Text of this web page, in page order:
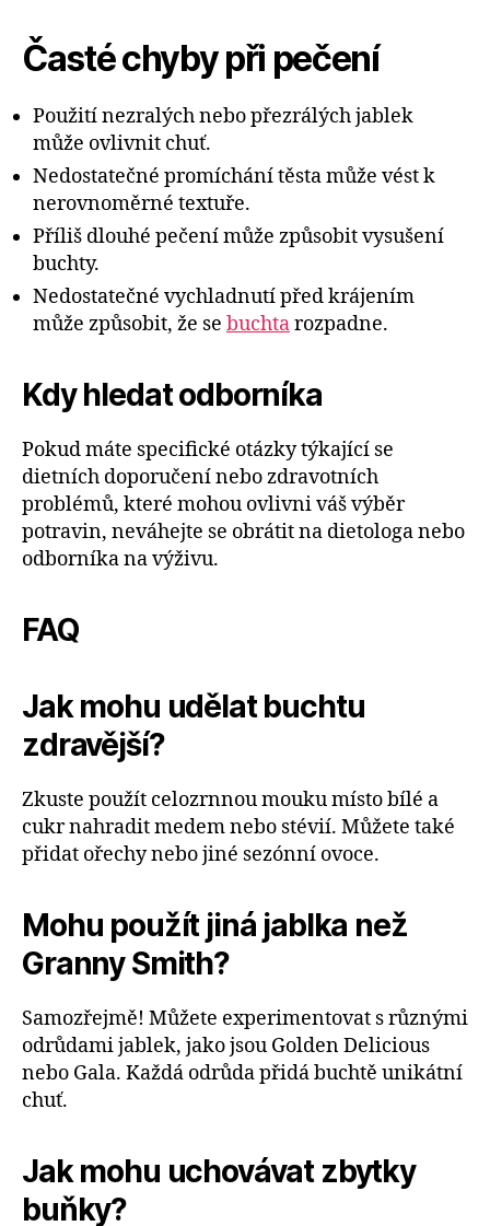
Časté chyby při pečení
Použití nezralých nebo přezrálých jablek
může ovlivnit chuť.
Nedostatečné promíchání těsta může vést k
nerovnoměrné textuře.
Příliš dlouhé pečení může způsobit vysušení
buchty.
Nedostatečné vychladnutí před krájením
může způsobit, že se buchtarozpadne.
Kdy hledat odborníka
Pokud máte specifické otázky týkající se
dietních doporučení nebo zdravotních
problémů, které mohou ovlivni váš výběr
potravin, neváhejte se obrátit na dietologa nebo
odborníka na výživu.
FAQ
Jak mohu udělat buchtu
zdravější?
Zkuste použít celozrnnou mouku místo bílé a
cukr nahradit medem nebo stévií. Můžete také
přidat ořechy nebo jiné sezónní ovoce.
Mohu použít jiná jablka než
Granny Smith?
Samozřejmě! Můžete experimentovat s různými
odrůdami jablek, jako jsou Golden Delicious
nebo Gala. Každá odrůda přidá buchtě unikátní
chuť.
Jak mohu uchovávat zbytky
buňky?